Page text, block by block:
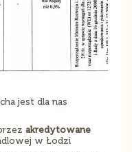
jest dla nas
akredytowane
w Łodzi